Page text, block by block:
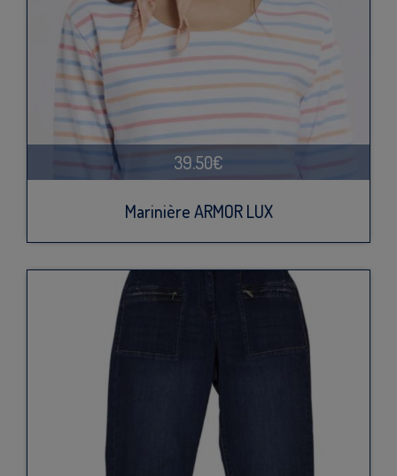
39.50€
Marinière ARMOR LUX